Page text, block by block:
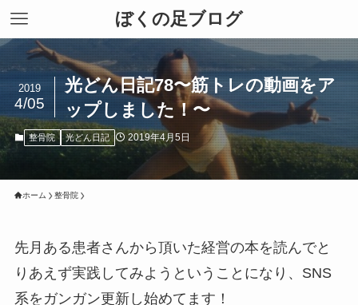
ぼくの足ブログ
光どん日記78〜筋トレの動画をア
ップしました！〜
2019
4/05
整骨院 光どん日記 2019年4月5日
ホーム 整骨院
先月ある患者さんから頂いた経営の本を読んでと
りあえず実践してみようということになり、SNS
系をガンガン更新し始めてます！